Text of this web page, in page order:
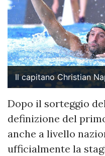
Il capitano Christian
Dopo il sorteggio
definizione del
anche a livello
ufficialmente la